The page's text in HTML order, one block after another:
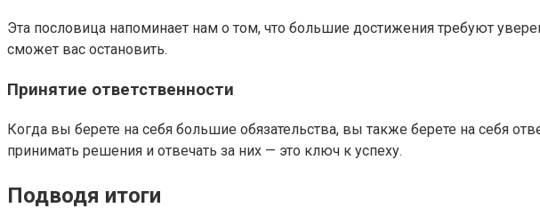
Эта пословица напоминает нам о том, что большие достижения требуют
сможет вас остановить.
Принятие ответственности
Когда вы берете на себя большие обязательства, вы также берете на себя
принимать решения и отвечать за них — это ключ к успеху.
Подводя итоги